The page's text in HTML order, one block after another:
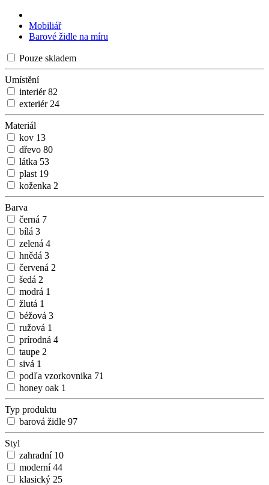
Mobiliář
Barové židle na míru
Pouze skladem
Umístění
interiér82
exteriér 24
Materiál
kov 13
dřevo 80
látka 53
plast 19
koženka 2
Barva
černá 7
bílá 3
zelená 4
hnědá 3
červená 2
šedá 2
modrá 1
žlutá 1
béžová 3
ružová 1
prírodná 4
taupe 2
sivá 1
podľa vzorkovnika 71
honey oak 1
Typ produktu
barová židle 97
Styl
zahradní 10
moderní44
klasický 25